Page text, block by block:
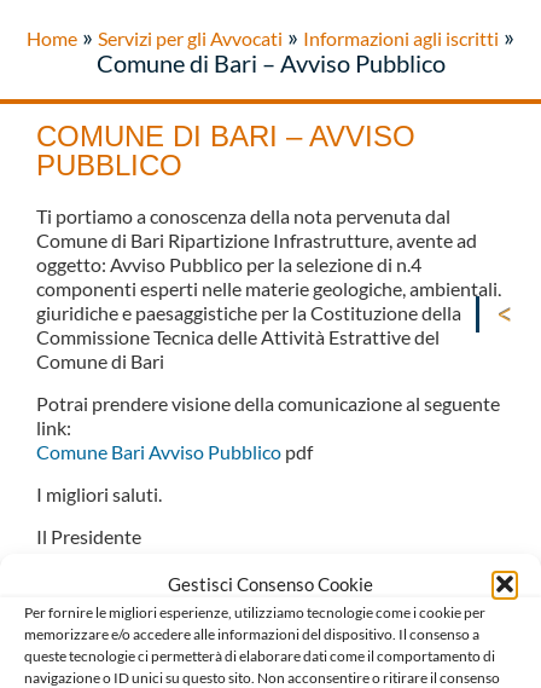
Gestisci Consenso Cookie
Per fornire le migliori esperienze, utilizziamo tecnologie come i cookie per
memorizzare e/o accedere alle informazioni del dispositivo. Il consenso a
queste tecnologie ci permetterà di elaborare dati come il comportamento di
navigazione o ID unici su questo sito. Non acconsentire o ritirare il consenso
Home » Servizi per gli Avvocati » Informazioni agli iscritti »
Comune di Bari – Avviso Pubblico
COMUNE DI BARI – AVVISO
PUBBLICO
Ti portiamo a conoscenza della nota pervenuta dal
Comune di Bari Ripartizione Infrastrutture, avente ad
oggetto: Avviso Pubblico per la selezione di n.4
componenti esperti nelle materie geologiche, ambientali,
giuridiche e paesaggistiche per la Costituzione della
Commissione Tecnica delle Attività Estrattive del
Comune di Bari
Potrai prendere visione della comunicazione al seguente
link:
Comune Bari Avviso Pubblico pdf
I migliori saluti.
Il Presidente
Il Consigliere Segretario
Carlo Mariani